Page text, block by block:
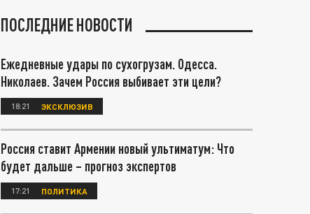
ПОСЛЕДНИЕ НОВОСТИ
Ежедневные удары по сухогрузам. Одесса.
Николаев. Зачем Россия выбивает эти цели?
18:21 ЭКСКЛЮЗИВ
Россия ставит Армении новый ультиматум: Что
будет дальше – прогноз экспертов
17:21 ПОЛИТИКА